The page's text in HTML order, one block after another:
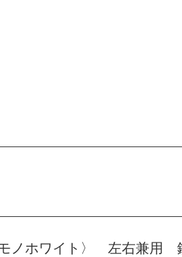
ノホワイト〉 左右兼用